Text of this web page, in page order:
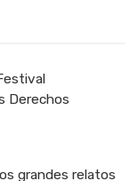
Derechos
grandes relatos